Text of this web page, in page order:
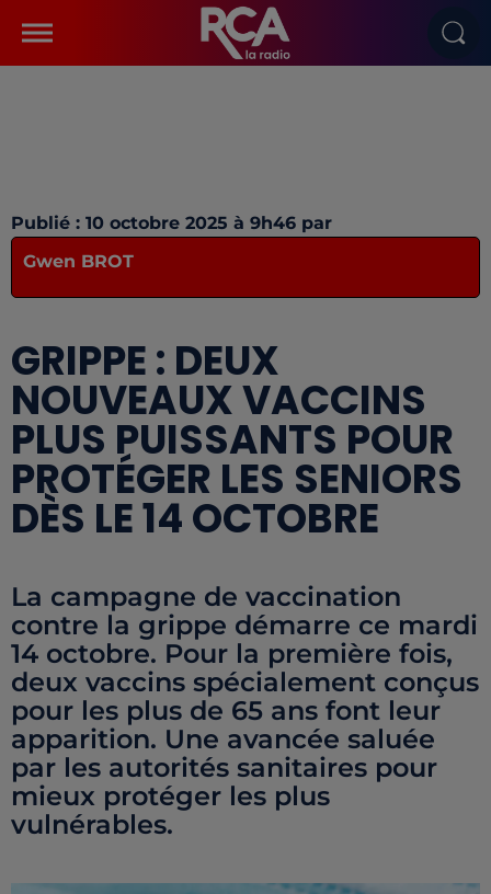
Publié : 10 octobre 2025 à 9h46 par
Gwen BROT
GRIPPE : DEUX
NOUVEAUX VACCINS
PLUS PUISSANTS POUR
PROTÉGER LES SENIORS
DÈS LE 14 OCTOBRE
La campagne de vaccination
contre la grippe démarre ce mardi
14 octobre. Pour la première fois,
deux vaccins spécialement conçus
pour les plus de 65 ans font leur
apparition. Une avancée saluée
par les autorités sanitaires pour
mieux protéger les plus
vulnérables.